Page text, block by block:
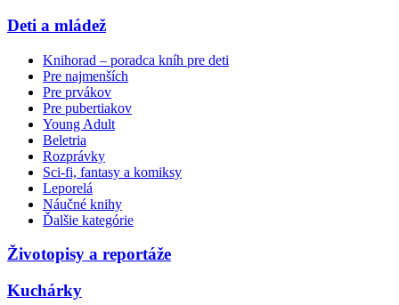
Deti a mládež
Knihorad – poradca kníh pre deti
Pre najmenších
Pre prvákov
Pre pubertiakov
Young Adult
Beletria
Rozprávky
Sci-fi, fantasy a komiksy
Leporelá
Náučné knihy
Ďalšie kategórie
Životopisy a reportáže
Kuchárky